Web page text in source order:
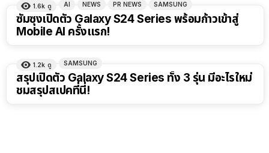
1.6k ดู AI NEWS PR NEWS SAMSUNG
ซัมซุงเปิดตัว Galaxy S24 Series พร้อมก้าวเข้าสู่
Mobile AI ครั้งแรก!
1.2k ดู SAMSUNG
สรุปเปิดตัว Galaxy S24 Series ทั้ง 3 รุ่น มีอะไรใหม่
ชมสรุปสเปคที่นี่!